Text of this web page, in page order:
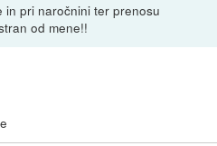
in pri naročnini ter prenosu
od mene!!